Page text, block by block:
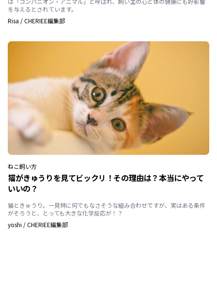
を与えるとされています。
Risa /CHERIEE編集部
ねこ飼い方
猫がきゅうりを見てビックリ！その理由は？本当にやって
いいの？
猫ときゅうり。一見特に何でもなさそうな組み合わせですが、実はある条件
がそろうと、とっても大きな化学反応が！？
yoshi /CHERIEE編集部